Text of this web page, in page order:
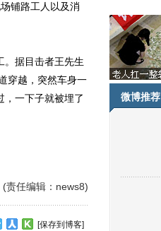
铺路工人以及消
据目击者王先生
穿越，突然车身一
，一下子就被埋了
(责任编辑：news8)
[保存到博客]
微博推荐